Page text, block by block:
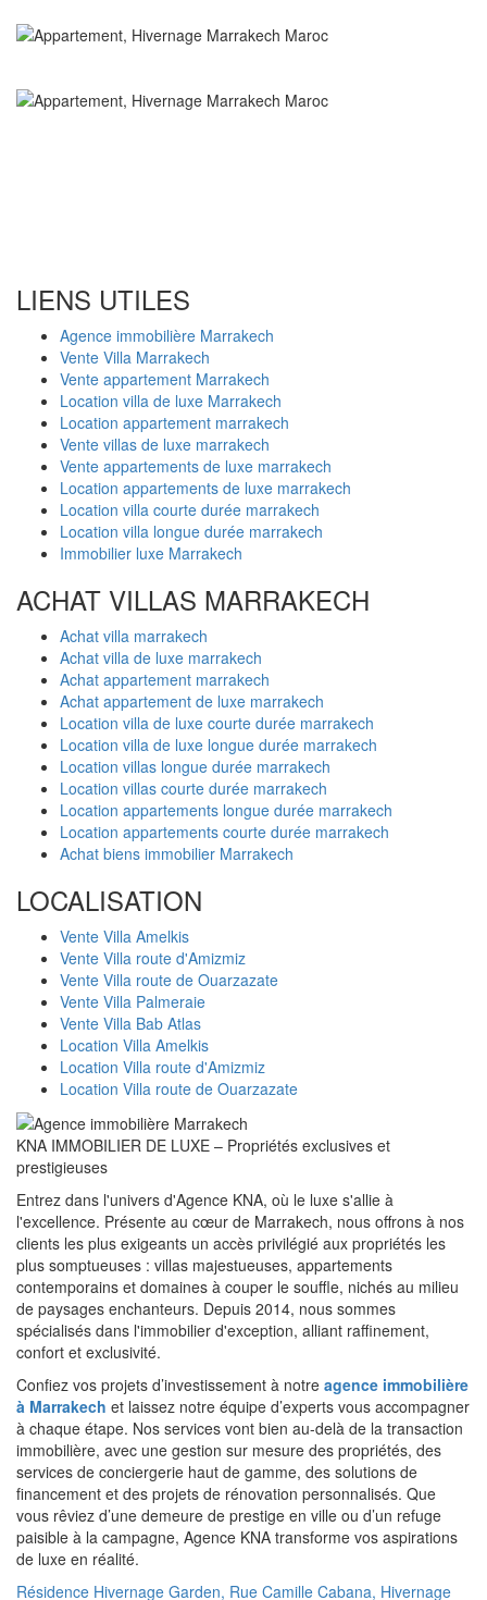
LIENS UTILES
Agence immobilière Marrakech
Vente Villa Marrakech
Vente appartement Marrakech
Location villa de luxe Marrakech
Location appartement marrakech
Vente villas de luxe marrakech
Vente appartements de luxe marrakech
Location appartements de luxe marrakech
Location villa courte durée marrakech
Location villa longue durée marrakech
Immobilier luxe Marrakech
ACHAT VILLAS MARRAKECH
Achat villa marrakech
Achat villa de luxe marrakech
Achat appartement marrakech
Achat appartement de luxe marrakech
Location villa de luxe courte durée marrakech
Location villa de luxe longue durée marrakech
Location villas longue durée marrakech
Location villas courte durée marrakech
Location appartements longue durée marrakech
Location appartements courte durée marrakech
Achat biens immobilier Marrakech
LOCALISATION
Vente Villa Amelkis
Vente Villa route d'Amizmiz
Vente Villa route de Ouarzazate
Vente Villa Palmeraie
Vente Villa Bab Atlas
Location Villa Amelkis
Location Villa route d'Amizmiz
Location Villa route de Ouarzazate
KNA IMMOBILIER DE LUXE – Propriétés exclusives et
prestigieuses
Entrez dans l'univers d'Agence KNA, où le luxe s'allie à
l'excellence. Présente au cœur de Marrakech, nous offrons à nos
clients les plus exigeants un accès privilégié aux propriétés les
plus somptueuses : villas majestueuses, appartements
contemporains et domaines à couper le souffle, nichés au milieu
de paysages enchanteurs. Depuis 2014, nous sommes
spécialisés dans l'immobilier d'exception, alliant raffinement,
confort et exclusivité.
Confiez vos projets d’investissement à notre agence immobilière
à Marrakech et laissez notre équipe d’experts vous accompagner
à chaque étape. Nos services vont bien au-delà de la transaction
immobilière, avec une gestion sur mesure des propriétés, des
services de conciergerie haut de gamme, des solutions de
financement et des projets de rénovation personnalisés. Que
vous rêviez d’une demeure de prestige en ville ou d’un refuge
paisible à la campagne, Agence KNA transforme vos aspirations
de luxe en réalité.
Résidence Hivernage Garden, Rue Camille Cabana, Hivernage